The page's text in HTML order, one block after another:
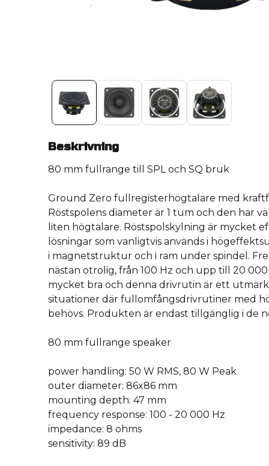
Beskrivning
80 mm fullrange till SPL och SQ bruk
Ground Zero fullregisterhögtalare med
Röstspolens diameter är 1 tum och den har
liten högtalare. Röstspolskylning är mycket
lösningar som vanligtvis används i
i magnetstruktur och i ram under spindel.
nästan otrolig, från 100 Hz och upp till 20
mycket bra och denna drivrutin är ett
situationer där fullomfångsdrivrutiner med
behövs. Produkten är endast tillgänglig i de
80 mm fullrange speaker
power handling: 50 W RMS, 80 W Peak
outer diameter: 86x86 mm
mounting depth: 47 mm
frequency response: 100 - 20 000 Hz
impedance: 8 ohms
sensitivity: 89 dB